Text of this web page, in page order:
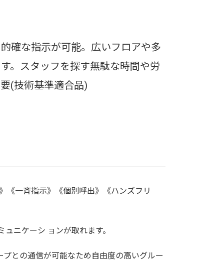
確な指示が可能。広いフロアや多
。スタッフを探す無駄な時間や労
(技術基準適合品)
《一斉指示》《個別呼出》《ハンズフリ
ニケーシ ョンが取れます。
との通信が可能なため自由度の高いグルー